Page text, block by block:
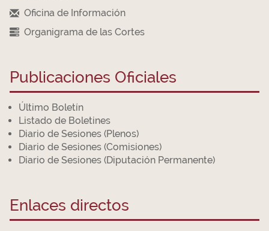
Oficina de Información
Organigrama de las Cortes
Publicaciones Oficiales
Último Boletín
Listado de Boletines
Diario de Sesiones (Plenos)
Diario de Sesiones (Comisiones)
Diario de Sesiones (Diputación Permanente)
Enlaces directos